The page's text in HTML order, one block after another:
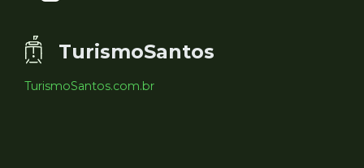
TurismoSantos
TurismoSantos.com.br